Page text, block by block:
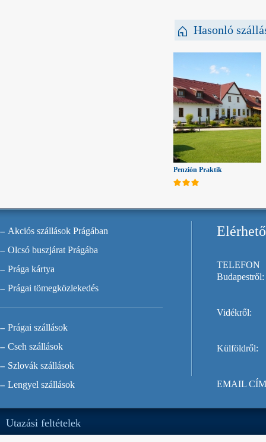
Hasonló
Penzión Praktik
Akciós szállások Prágában
Olcsó buszjárat Prágába
Prága kártya
Prágai tömegközlekedés
Prágai szállások
Cseh szállások
Szlovák szállások
Lengyel szállások
TELEFON
Budapestről:
Vidékről:
Külföldről:
EMAIL
Utazási feltételek